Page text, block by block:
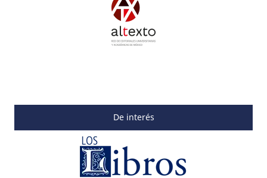
De interés